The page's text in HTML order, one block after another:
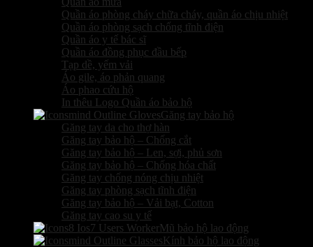
Quần áo phòng cháy chữa cháy, quần áo chịu nhiệt
Quần áo phòng sạch chống tĩnh điện
Quần áo y tế bác sĩ
Quần áo đồng phục đầu bếp
Tạp dề, yếm vải
Áo gile, áo phản quang
Áo phao cứu hộ
In thêu Logo Quần áo bảo hộ
Găng tay bảo hộ
Găng tay da cho thợ hàn
Găng tay bảo hộ – Chống cắt
Găng tay bảo hộ – Len, sợi, phủ sơn
Găng tay bảo hộ – Chống hóa chất
Găng tay chống nóng chịu nhiệt
Găng tay phòng sạch tĩnh điện
Găng tay bảo hộ – Vải bạt, Cotton
Găng tay cao su y tế
Mũ bảo hộ lao động
Kính bảo hộ lao động